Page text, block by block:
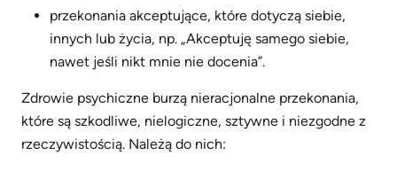
przekonania akceptujące, które dotyczą siebie,
innych lub życia, np. „Akceptuję samego siebie,
nawet jeśli nikt mnie nie docenia”.
Zdrowie psychiczne burzą nieracjonalne przekonania,
które są szkodliwe, nielogiczne, sztywne i niezgodne z
rzeczywistością. Należą do nich: